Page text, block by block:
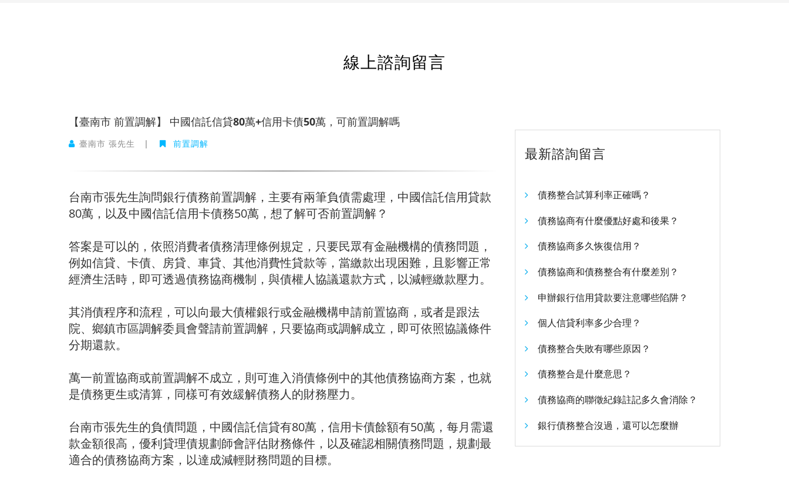
線上諮詢留言
【臺南市 前置調解】 中國信託信貸80萬+信用卡債50萬，可前置調解嗎
臺南市 張先生 | 前置調解
台南市張先生詢問銀行債務前置調解，主要有兩筆負債需處理，中國信託信用貸款
80萬，以及中國信託信用卡債務50萬，想了解可否前置調解？
答案是可以的，依照消費者債務清理條例規定，只要民眾有金融機構的債務問題，
例如信貸、卡債、房貸、車貸、其他消費性貸款等，當繳款出現困難，且影響正常
經濟生活時，即可透過債務協商機制，與債權人協議還款方式，以減輕繳款壓力。
其消債程序和流程，可以向最大債權銀行或金融機構申請前置協商，或者是跟法
院、鄉鎮市區調解委員會聲請前置調解，只要協商或調解成立，即可依照協議條件
分期還款。
萬一前置協商或前置調解不成立，則可進入消債條例中的其他債務協商方案，也就
是債務更生或清算，同樣可有效緩解債務人的財務壓力。
台南市張先生的負債問題，中國信託信貸有80萬，信用卡債餘額有50萬，每月需還
款金額很高，優利貸理債規劃師會評估財務條件，以及確認相關債務問題，規劃最
適合的債務協商方案，以達成減輕財務問題的目標。
最新諮詢留言
債務整合試算利率正確嗎？
債務協商有什麼優點好處和後果？
債務協商多久恢復信用？
債務協商和債務整合有什麼差別？
申辦銀行信用貸款要注意哪些陷阱？
個人信貸利率多少合理？
債務整合失敗有哪些原因？
債務整合是什麼意思？
債務協商的聯徵紀錄註記多久會消除？
銀行債務整合沒過，還可以怎麼辦